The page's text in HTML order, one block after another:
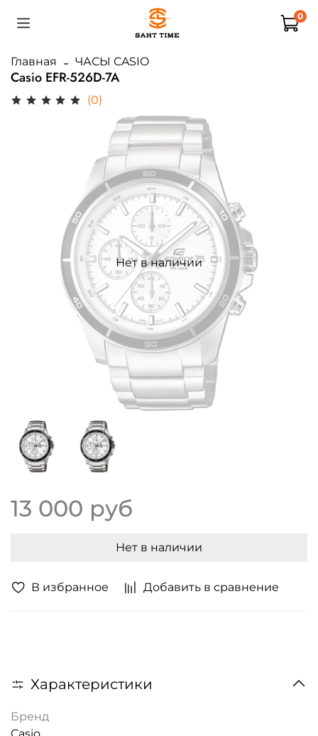
0
Главная ЧАСЫ CASIO
Casio EFR-526D-7A
(0)
В избранное Добавить в сравнение
Нет в наличии
13 000 руб
Нет в наличии
Характеристики
Бренд